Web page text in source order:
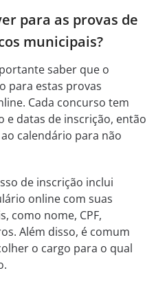
para as provas de
municipais?
saber que o
para estas provas
Cada concurso tem
e datas de inscrição, então
calendário para não
de inscrição inclui
online com suas
como nome, CPF,
Além disso, é comum
o cargo para o qual